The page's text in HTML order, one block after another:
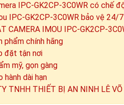
IPC-GK2CP-3C0WR có chế
IPC-GK2CP-3C0WR bảo vệ 24/7
CAMERA IMOU IPC-GK2CP-
phẩm chính hãng
đặt tận nơi
mỹ, gọn gàng
hành dài hạn
TNHH THIẾT BỊ AN NINH LÊ VÕ